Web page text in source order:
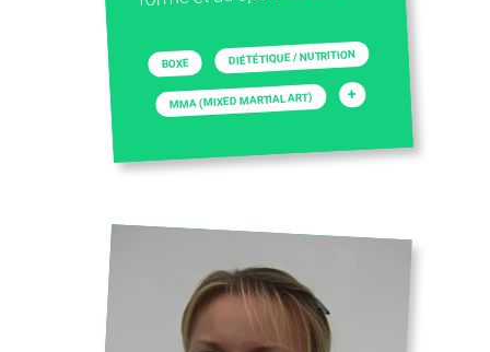
BOXE DIÉTÉTIQUE / NUTRITION
MMA (MIXED MARTIAL ART) +